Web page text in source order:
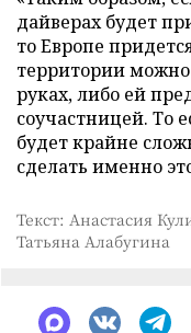
дайверах будет
то Европе
территории
руках, либо ей
соучастницей. То
будет крайне
сделать именно
Текст: Анастасия
Татьяна Алабугина